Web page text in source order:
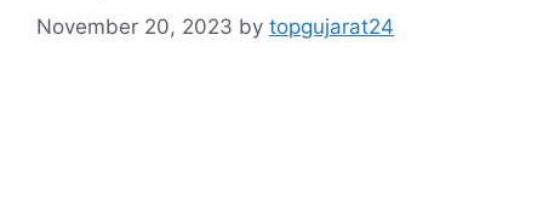
November 20, 2023 by topgujarat24